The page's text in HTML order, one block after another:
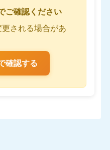
ご確認ください
される場合があ
確認する